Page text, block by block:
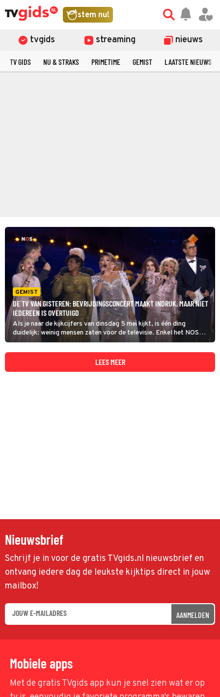
stem nu!
tvgids streaming nieuws
TV GIDS NU & STRAKS PRIMETIME GEMIST LAATSTE NIEUWS
GEMIST
DE TV VAN GISTEREN: BEVRIJDINGSCONCERT MAAKT INDRUK, MAAR NIET
IEDEREEN IS OVERTUIGD
Als je naar de kijkcijfers van dinsdag 5 mei kijkt, is één ding
duidelijk: weinig mensen zaten voor de televisie. Enkel het NOS
Journaal van 20:00 uur en Nederland Viert Bevrijdingsdag 2026
komen boven de 1 miljoen uit.
LEES MEER
Nieuwsbrief
Schrijf je in voor de gratis TVgids.nl nieuwsbrief en
ontvang iedere dag de leukste kijktips direct in jouw
mailbox!
AANMELDEN
Mobiele apps
Met de gratis TVgids app kun je snel zien wat er op